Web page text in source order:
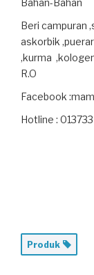
Bahan-Bahan
Beri campuran
askorbik
,kurma
R.O
Facebook
Hotline :
Produk